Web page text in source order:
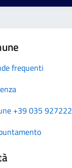
frequenti
+39 035 927222